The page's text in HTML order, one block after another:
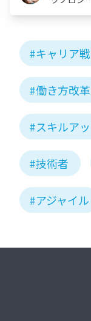
#キャリア
#働き方改革
#スキルア
#技術者
#アジャイル